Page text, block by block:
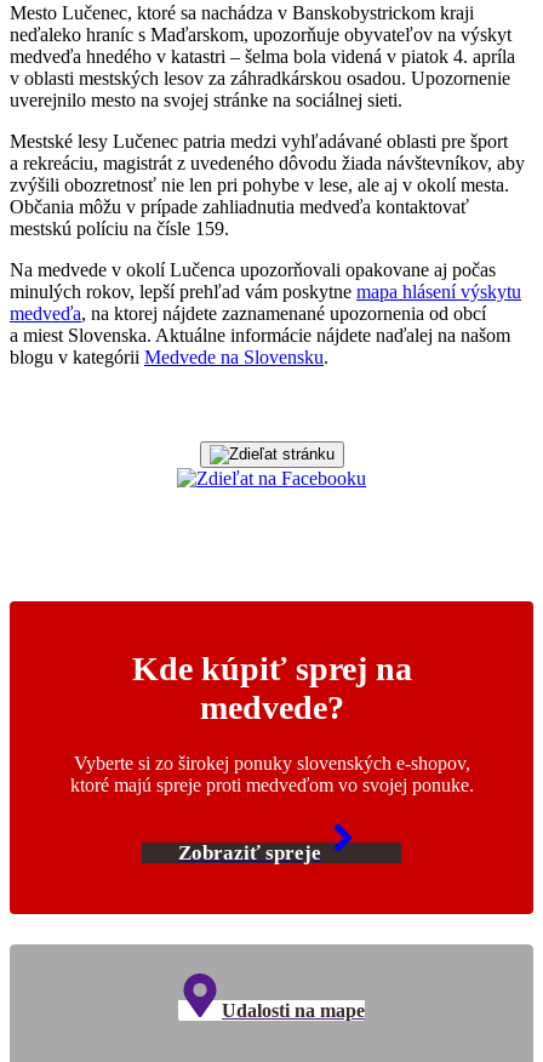
Mesto Lučenec, ktoré sa nachádza v Banskobystrickom kraji
neďaleko hraníc s Maďarskom, upozorňuje obyvateľov na výskyt
medveďa hnedého v katastri – šelma bola videná v piatok 4. apríla
v oblasti mestských lesov za záhradkárskou osadou. Upozornenie
uverejnilo mesto na svojej stránke na sociálnej sieti.
Mestské lesy Lučenec patria medzi vyhľadávané oblasti pre šport
a rekreáciu, magistrát z uvedeného dôvodu žiada návštevníkov, aby
zvýšili obozretnosť nie len pri pohybe v lese, ale aj v okolí mesta.
Občania môžu v prípade zahliadnutia medveďa kontaktovať
mestskú políciu na čísle 159.
Na medvede v okolí Lučenca upozorňovali opakovane aj počas
minulých rokov, lepší prehľad vám poskytne mapa hlásení výskytu
medveďa, na ktorej nájdete zaznamenané upozornenia od obcí
a miest Slovenska. Aktuálne informácie nájdete naďalej na našom
blogu v kategórii Medvede na Slovensku.
Kde kúpiť sprej na
medvede?
Vyberte si zo širokej ponuky slovenských e-shopov,
ktoré majú spreje proti medveďom vo svojej ponuke.
Zobraziť spreje
Udalosti na mape